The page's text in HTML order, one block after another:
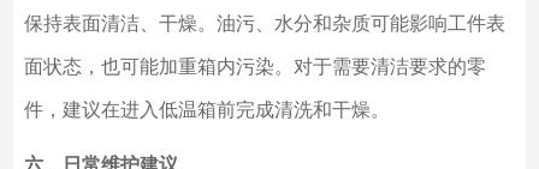
保持表面清洁、干燥。油污、水分和杂质可能影响工件表
面状态，也可能加重箱内污染。对于需要清洁要求的零
件，建议在进入低温箱前完成清洗和干燥。